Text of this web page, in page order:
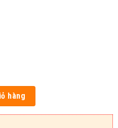
Mèo - Mã NNCTD89 số lượng
hàng